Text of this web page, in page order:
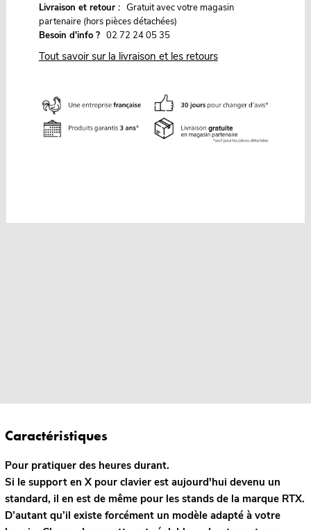
Livraison et retour : Gratuit avec votre magasin
partenaire (hors pièces détachées)
Besoin d'info ? 02 72 24 05 35
Tout savoir sur la livraison et les retours
Caractéristiques
Pour pratiquer des heures durant.
Si le support en X pour clavier est aujourd'hui devenu un
standard, il en est de même pour les stands de la marque RTX.
D’autant qu’il existe forcément un modèle adapté à votre